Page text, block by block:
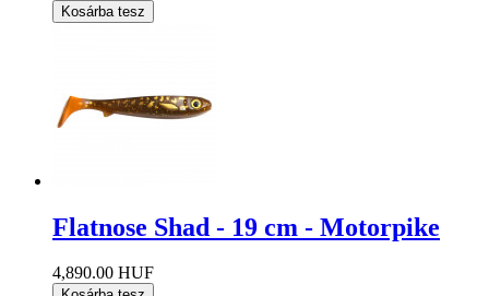
Kosárba tesz
Flatnose Shad - 19 cm - Motorpike
4,890.00 HUF